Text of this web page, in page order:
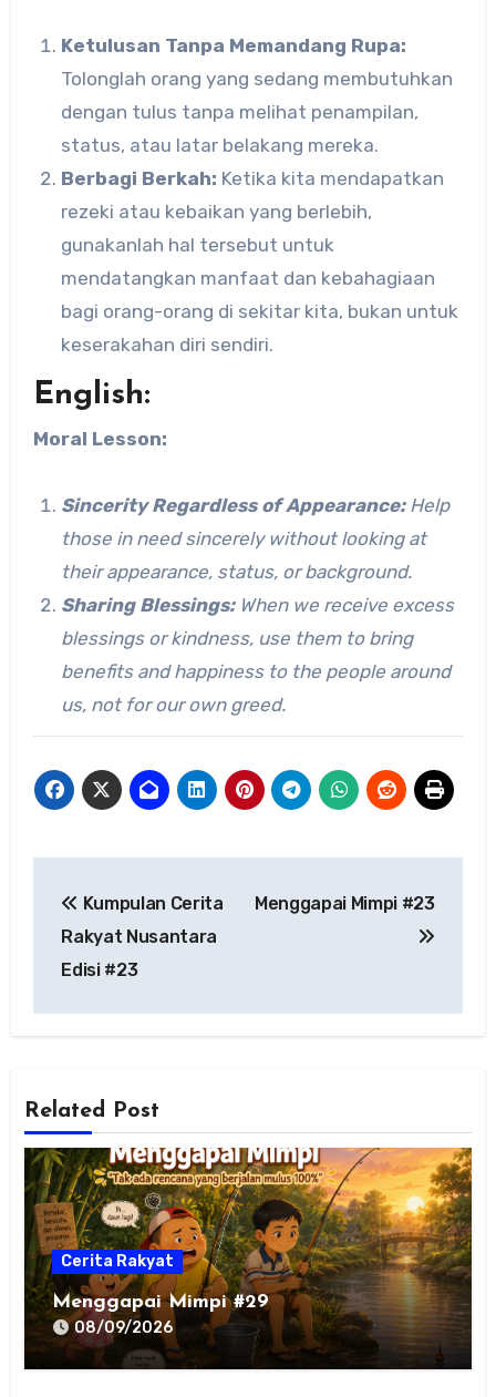
Ketulusan Tanpa Memandang Rupa:
Tolonglah orang yang sedang membutuhkan
dengan tulus tanpa melihat penampilan,
status, atau latar belakang mereka.
Berbagi Berkah: Ketika kita mendapatkan
rezeki atau kebaikan yang berlebih,
gunakanlah hal tersebut untuk
mendatangkan manfaat dan kebahagiaan
bagi orang-orang di sekitar kita, bukan untuk
keserakahan diri sendiri.
English:
Moral Lesson:
Sincerity Regardless of Appearance:Help
those in need sincerely without looking at
their appearance, status, or background.
Sharing Blessings:When we receive excess
blessings or kindness, use them to bring
benefits and happiness to the people around
us, not for our own greed.
pos
Kumpulan Cerita
Rakyat Nusantara
Edisi #23
Menggapai Mimpi #23
Related Post
Cerita Rakyat
Menggapai Mimpi #29
08/09/2026